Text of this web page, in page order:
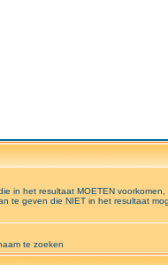
in het resultaat MOETEN voorkomen,
te geven die NIET in het resultaat
te zoeken